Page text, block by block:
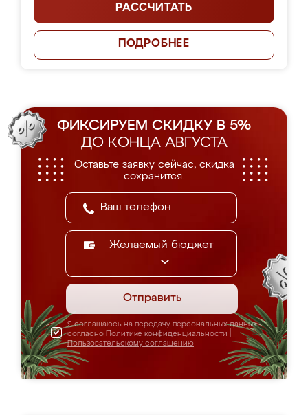
РАССЧИТАТЬ
ПОДРОБНЕЕ
ФИКСИРУЕМ СКИДКУ В 5%
ДО КОНЦА АВГУСТА
Оставьте заявку сейчас, скидка
сохранится.
Желаемый бюджет
Отправить
Я соглашаюсь на передачу персональных данных
согласно Политике конфиденциальности
Пользовательскому соглашению